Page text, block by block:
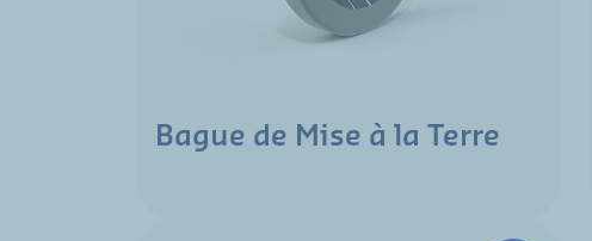
Bague de Mise à la Terre